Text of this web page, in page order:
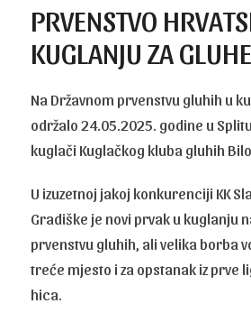
PRVENSTVO
KUGLANJU ZA GLUHE
Na Državnom prvenstvu gluhih u
održalo 24.05.2025. godine u
kuglači Kuglačkog kluba gluhih
U izuzetnoj jakoj konkurenciji KK
Gradiške je novi prvak u kuglanju
prvenstvu gluhih, ali velika borba
treće mjesto i za opstanak iz prve
hica.